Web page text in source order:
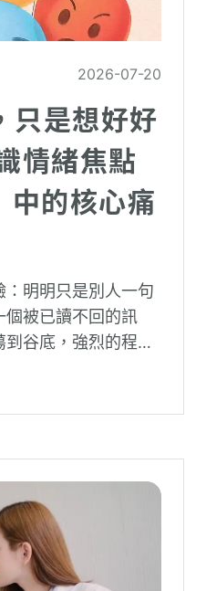
2026-07-20
只是想好好
情緒焦點
中的核心痛
明明只是別人一句
個被已讀不回的訊
谷底，強烈的程度
重嗎？」